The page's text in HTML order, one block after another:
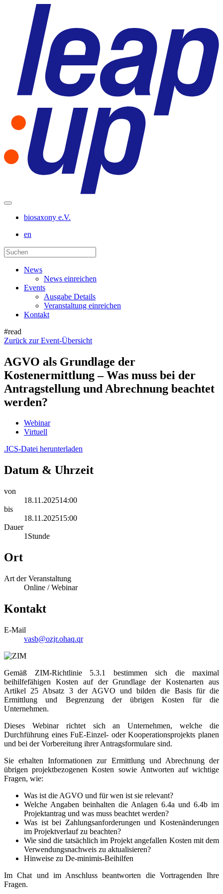
biosaxony e.V.
en
News
News einreichen
Events
Ausgabe Details
Veranstaltung einreichen
Kontakt
#read
Zurück zur Event-Übersicht
AGVO als Grundlage der
Kostenermittlung – Was muss bei der
Antragstellung und Abrechnung beachtet
werden?
Webinar
Virtuell
.ICS-Datei herunterladen
Datum & Uhrzeit
von
18.11.202514:00
bis
18.11.202515:00
Dauer
1 Stunde
Ort
Art der Veranstaltung
Online / Webinar
Kontakt
E-Mail
vasb@ozjr.ohaq.qr
Gemäß ZIM-Richtlinie 5.3.1 bestimmen sich die maximal
beihilfefähigen Kosten auf der Grundlage der Kostenarten aus
Artikel 25 Absatz 3 der AGVO und bilden die Basis für die
Ermittlung und Begrenzung der übrigen Kosten für die
Unternehmen.
Dieses Webinar richtet sich an Unternehmen, welche die
Durchführung eines FuE-Einzel- oder Kooperationsprojekts planen
und bei der Vorbereitung ihrer Antragsformulare sind.
Sie erhalten Informationen zur Ermittlung und Abrechnung der
übrigen projektbezogenen Kosten sowie Antworten auf wichtige
Fragen, wie:
Was ist die AGVO und für wen ist sie relevant?
Welche Angaben beinhalten die Anlagen 6.4a und 6.4b im
Projektantrag und was muss beachtet werden?
Was ist bei Zahlungsanforderungen und Kostenänderungen
im Projektverlauf zu beachten?
Wie sind die tatsächlich im Projekt angefallen Kosten mit dem
Verwendungsnachweis zu aktualisieren?
Hinweise zu De-minimis-Beihilfen
Im Chat und im Anschluss beantworten die Vortragenden Ihre
Fragen.